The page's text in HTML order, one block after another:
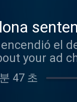
el
your ad
47 초